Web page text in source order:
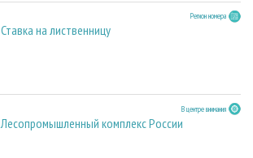
Регион номера
Ставка на лиственницу
В центре внимания
Лесопромышленный комплекс России